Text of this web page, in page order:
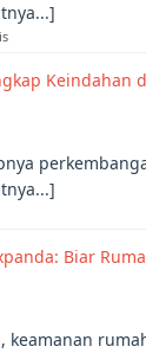
Keindahan
Biar
keamanan